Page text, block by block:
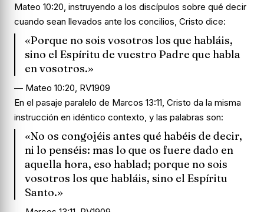
Mateo 10:20, instruyendo a los discípulos sobre qué decir
cuando sean llevados ante los concilios, Cristo dice:
«Porque no sois vosotros los que habláis,
sino el Espíritu de vuestro Padre que habla
en vosotros.»
— Mateo 10:20, RV1909
En el pasaje paralelo de Marcos 13:11, Cristo da la misma
instrucción en idéntico contexto, y las palabras son:
«No os congojéis antes qué habéis de decir,
ni lo penséis: mas lo que os fuere dado en
aquella hora, eso hablad; porque no sois
vosotros los que habláis, sino el Espíritu
Santo.»